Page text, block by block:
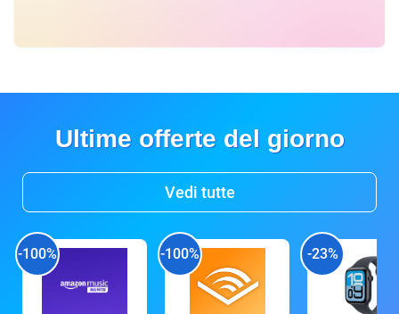
Ultime offerte del giorno
Vedi tutte
-100% -100% -23%